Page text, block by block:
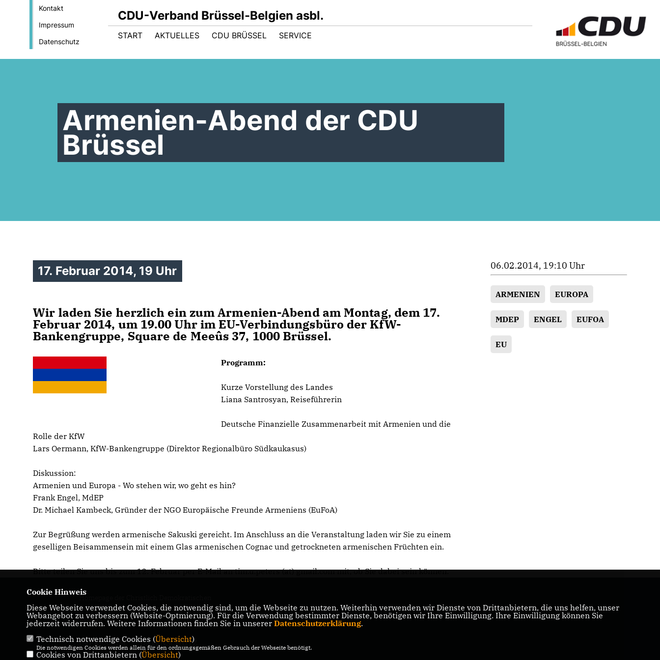
Kontakt
Impressum
Datenschutz
CDU-Verband Brüssel-Belgien asbl.
START AKTUELLES CDU BRÜSSEL SERVICE
Armenien-Abend der CDU
Brüssel
17. Februar 2014, 19 Uhr
Wir laden Sie herzlich ein zum Armenien-Abend am Montag, dem 17.
Februar 2014, um 19.00 Uhr im EU-Verbindungsbüro der KfW-
Bankengruppe, Square de Meeûs 37, 1000 Brüssel.
Programm:
Kurze Vorstellung des Landes
Liana Santrosyan, Reiseführerin
Deutsche Finanzielle Zusammenarbeit mit Armenien und die
Rolle der KfW
Lars Oermann, KfW-Bankengruppe (Direktor Regionalbüro Südkaukasus)
Diskussion:
Armenien und Europa - Wo stehen wir, wo geht es hin?
Frank Engel, MdEP
Dr. Michael Kambeck, Gründer der NGO Europäische Freunde Armeniens (EuFoA)
Zur Begrüßung werden armenische Sakuski gereicht. Im Anschluss an die Veranstaltung laden wir Sie zu einem
geselligen Beisammensein mit einem Glas armenischen Cognac und getrockneten armenischen Früchten ein.
Bitte teilen Sie uns bis zum 12. Februar per E-Mail an tim.u.peters (at) gmail.com mit, ob Sie dabei sein können.
06.02.2014, 19:10 Uhr
ARMENIEN EUROPA
MDEP ENGEL EUFOA
EU
Homepage der Christlich Demokratischen
Union Deutschlands - Verband Brüssel-
Belgien
IMPRESSUM
DATENSCHUTZ
KONTAKT
Cookie Hinweis
Diese Webseite verwendet Cookies, die notwendig sind, um die Webseite zu nutzen. Weiterhin verwenden wir Dienste von Drittanbietern, die uns helfen, unser
Webangebot zu verbessern (Website-Optmierung). Für die Verwendung bestimmter Dienste, benötigen wir Ihre Einwilligung. Ihre Einwilligung können Sie
jederzeit widerrufen. Weitere Informationen finden Sie in unserer Datenschutzerklärung.
Technisch notwendige Cookies (Übersicht)
Die notwendigen Cookies werden allein für den ordnungsgemäßen Gebrauch der Webseite benötigt.
Cookies von Drittanbietern (Übersicht)